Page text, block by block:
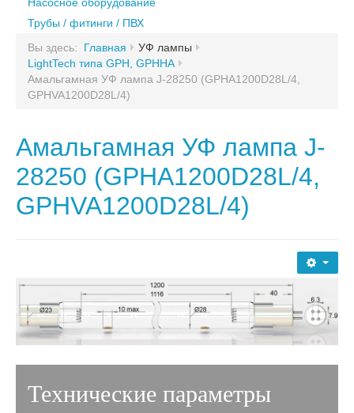
НПО «Кристалл» (uv-systems)
Bewades
Sterilight
DinUV
Xenozone
Heraeus
Wedeco
НПО «Кристалл» (uv-systems)
Sterilight
DELTA-UV, BIO-UV
Инекс-Сочи
Philips
Xenozone
Millipore
Trident
Новотех-ЭКО
MEGA-UV
Блок дозирования коагулянта
Блок дозирования альгицида
Комплектующие для дозации
Насосное оборудование
Трубы / фитинги / ПВХ
Вы здесь: Главная
УФ лампы
LightTech типа GPH, GPHHA
Амальгамная УФ лампа J-28250 (GPHA1200D28L/4,
GPHVA1200D28L/4)
Амальгамная УФ лампа J-
28250 (GPHA1200D28L/4,
GPHVA1200D28L/4)
Технические параметры